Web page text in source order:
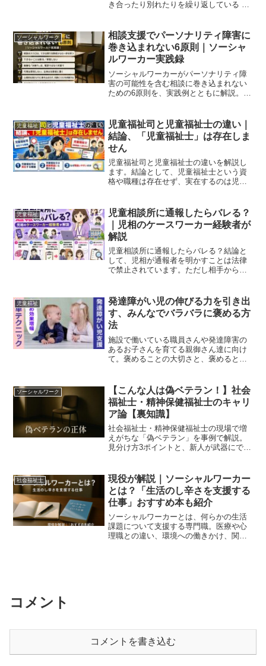
き合ったり別れたりを繰り返している 彼
リティ障害かも･･･という方へ。この記事
の内容 境界性パ...
ソーシャルワーク
相談支援でパーソナリティ障害に
巻き込まれない6原則｜ソーシャ
ルワーカー実践録
ソーシャルワーカーがパーソナリティ障
害の可能性を含む相談に巻き込まれない
ための6原則を、実践例とともに解説。主
まとめています。
児童福祉
児童福祉司と児童福祉士の違い｜
結論、「児童福祉士」は存在しま
せん
児童福祉司と児童福祉士の違いを解説し
ます。結論として、児童福祉士という資
格や職種は存在せず、実在するのは児童
て紹介します。
児童福祉
児童相談所に通報したらバレる？
｜児相のケースワーカー経験者が
解説
児童相談所に通報したらバレる？結論と
して、児相が通報者を明かすことは法律
で禁止されています。ただし相手から勘
注意点を解説します。
児童福祉
発達障がい児の伸びる力を引き出
す、みんなでバラバラに褒める方
法
施設で働いている職員さんや発達障害の
あるお子さんを育てる親御さん達に向け
て。褒めることの大切さと、褒めるとき
だけでは育ちませんね。叱られると自信
がなくなってしまいます。叱...
ソーシャルワーク
【こんな人は偽ベテラン！】社会
福祉士・精神保健福祉士のキャリ
ア論【裏知識】
社会福祉士・精神保健福祉士の現場で増
えがちな「偽ベテラン」を事例で解説。
見分け方3ポイントと、新人が武器にでき
社会福祉士
現役が解説｜ソーシャルワーカー
とは？「生活のし辛さを支援する
仕事」おすすめ本も紹介
ソーシャルワーカーとは、何らかの生活
課題について支援する専門職。医療や心
理職との違い、環境への働きかけ、関連
コメント
コメントを書き込む